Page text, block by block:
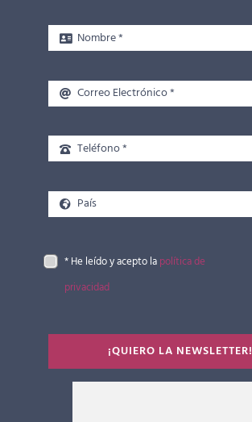
* He leído y acepto lapolítica de
privacidad
¡QUIERO LA NEWSLETTER!